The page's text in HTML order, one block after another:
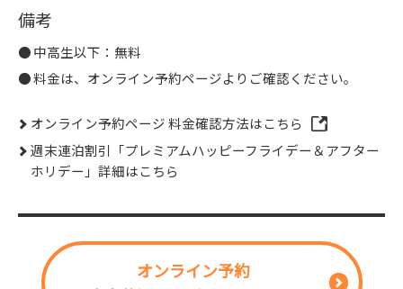
備考
中高生以下：無料
料金は、オンライン予約ページよりご確認ください。
オンライン予約ページ 料金確認方法はこちら
週末連泊割引「プレミアムハッピーフライデー＆アフター
ホリデー」詳細はこちら
オンライン予約